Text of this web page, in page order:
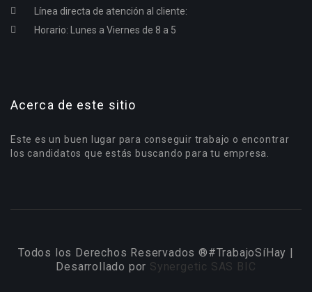
Línea directa de atención al cliente:
Horario: Lunes a Viernes de 8 a 5
Acerca de este sitio
Este es un buen lugar para conseguir trabajo o encontrar
los candidatos que estás buscando para tu empresa.
Todos los Derechos Reservados ®#TrabajoSíHay |
Desarrollado por Synergetic SAS BIC